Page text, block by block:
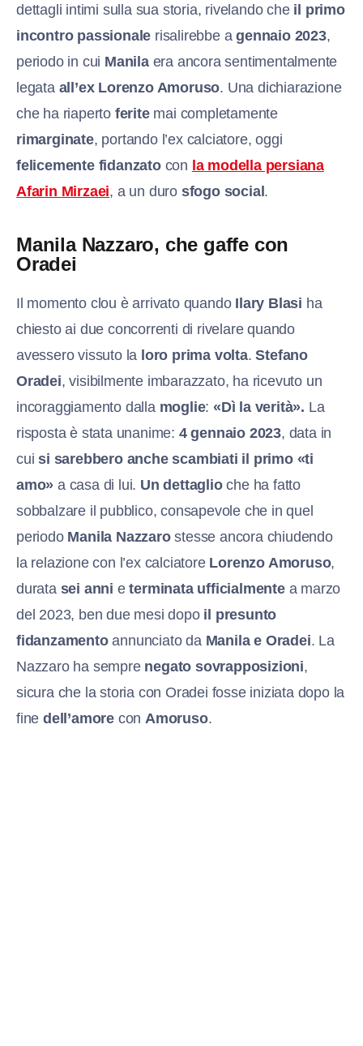
dettagli intimi sulla sua storia, rivelando che il primo
incontro passionale risalirebbe agennaio 2023,
periodo in cui Manila era ancora sentimentalmente
legata all’ex Lorenzo Amoruso. Una dichiarazione
che ha riaperto feritemai completamente
rimarginate, portando l’ex calciatore, oggi
felicemente fidanzatocon la modella persiana
Afarin Mirzaei, a un duro sfogo social.
Manila Nazzaro, che gaffe con
Oradei
Il momento clou è arrivato quando Ilary Blasi ha
chiesto ai due concorrenti di rivelare quando
avessero vissuto la loro prima volta.Stefano
Oradei, visibilmente imbarazzato, ha ricevuto un
incoraggiamento dalla moglie:«Dì la verità». La
risposta è stata unanime: 4 gennaio 2023, data in
cuisi sarebbero anche scambiati il primo «ti
amo» a casa di lui. Un dettaglioche ha fatto
sobbalzare il pubblico, consapevole che in quel
periodo Manila Nazzarostesse ancora chiudendo
la relazione con l’ex calciatore Lorenzo Amoruso,
durata sei anni eterminata ufficialmentea marzo
del 2023, ben due mesi dopo il presunto
fidanzamentoannunciato da Manila e Oradei. La
Nazzaro ha sempre negato sovrapposizioni,
sicura che la storia con Oradei fosse iniziata dopo la
fine dell’amore con Amoruso.